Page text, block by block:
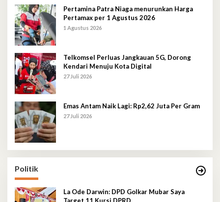
Pertamina Patra Niaga menurunkan Harga
Pertamax per 1 Agustus 2026
1 Agustus 2026
Telkomsel Perluas Jangkauan 5G, Dorong
Kendari Menuju Kota Digital
27 Juli 2026
Emas Antam Naik Lagi: Rp2,62 Juta Per Gram
27 Juli 2026
Politik
La Ode Darwin: DPD Golkar Mubar Saya